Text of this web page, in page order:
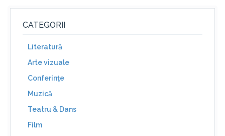
CATEGORII
Literatură
Arte vizuale
Conferinţe
Muzică
Teatru & Dans
Film